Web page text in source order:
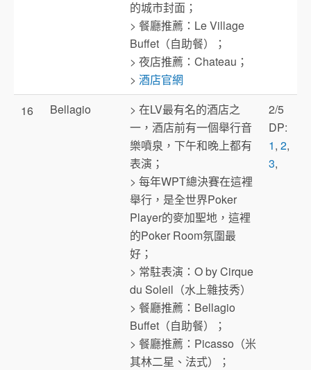
的城市封面；
> 餐廳推薦：Le Village
Buffet（自助餐）；
> 夜店推薦：Chateau；
> 酒店官網
16 Bellagio
> 在LV最有名的酒店之
一，酒店前有一個舉行音
樂噴泉，下午和晚上都有
表演；
> 每年WPT總決賽在這裡
舉行，是全世界Poker
Player的麥加聖地，這裡
的Poker Room氛圍最
好；
> 常駐表演：O by Cirque
du Soleil（水上雜技秀）
> 餐廳推薦：Bellagio
Buffet（自助餐）；
> 餐廳推薦：Picasso（米
其林二星、法式）；
2/5
DP:
1, 2,
3,